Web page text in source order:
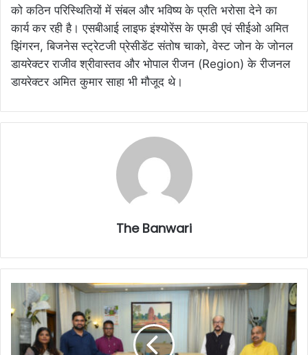
को कठिन परिस्थितियों में संबल और भविष्य के प्रति भरोसा देने का
कार्य कर रही है। एसबीआई लाइफ इंश्योरेंस के एमडी एवं सीईओ अमित
झिंगरन, बिजनेस स्ट्रेटजी प्रेसीडेंट संतोष चाको, वेस्ट जोन के जोनल
डायरेक्टर राजीव श्रीवास्तव और भोपाल रीजन (Region) के रीजनल
डायरेक्टर अमित कुमार साहा भी मौजूद थे।
The Banwari